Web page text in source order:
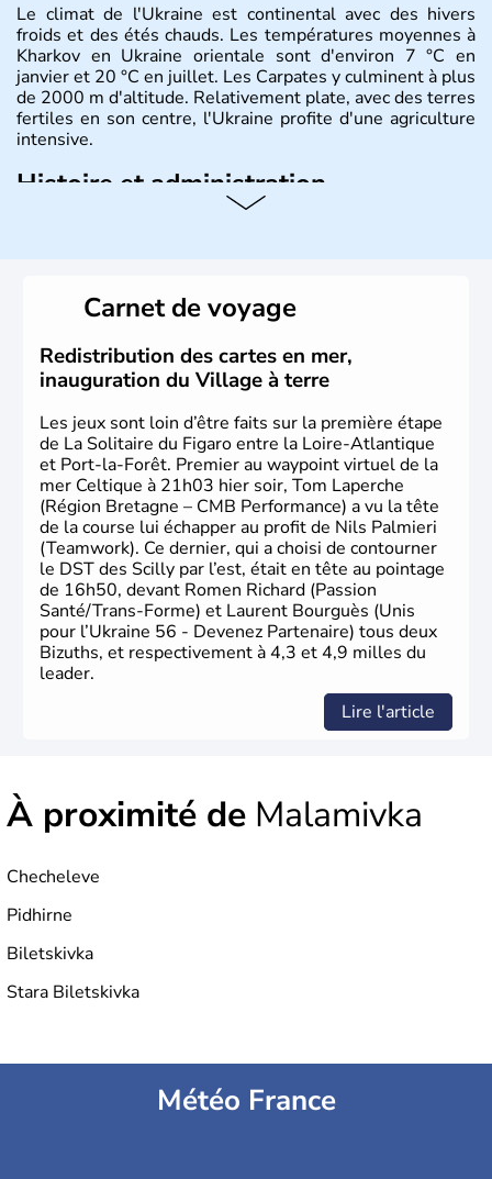
Le climat de l'Ukraine est continental avec des hivers
froids et des étés chauds. Les températures moyennes à
Kharkov en Ukraine orientale sont d'environ 7 °C en
janvier et 20 °C en juillet. Les Carpates y culminent à plus
de 2000 m d'altitude. Relativement plate, avec des terres
fertiles en son centre, l'Ukraine profite d'une agriculture
intensive.
Histoire et administration
remonte au 24 août 1991. Sébastopol, Karkhov et
Odessa sont les principales villes d'Ukraine.
Carnet de voyage
Redistribution des cartes en mer,
inauguration du Village à terre
Les jeux sont loin d’être faits sur la première étape
de La Solitaire du Figaro entre la Loire-Atlantique
et Port-la-Forêt. Premier au waypoint virtuel de la
mer Celtique à 21h03 hier soir, Tom Laperche
(Région Bretagne – CMB Performance) a vu la tête
de la course lui échapper au profit de Nils Palmieri
(Teamwork). Ce dernier, qui a choisi de contourner
le DST des Scilly par l’est, était en tête au pointage
de 16h50, devant Romen Richard (Passion
Santé/Trans-Forme) et Laurent Bourguès (Unis
pour l’Ukraine 56 - Devenez Partenaire) tous deux
Bizuths, et respectivement à 4,3 et 4,9 milles du
leader.
Lire l'article
À proximité de Malamivka
Checheleve
Pidhirne
Biletskivka
Stara Biletskivka
Météo France